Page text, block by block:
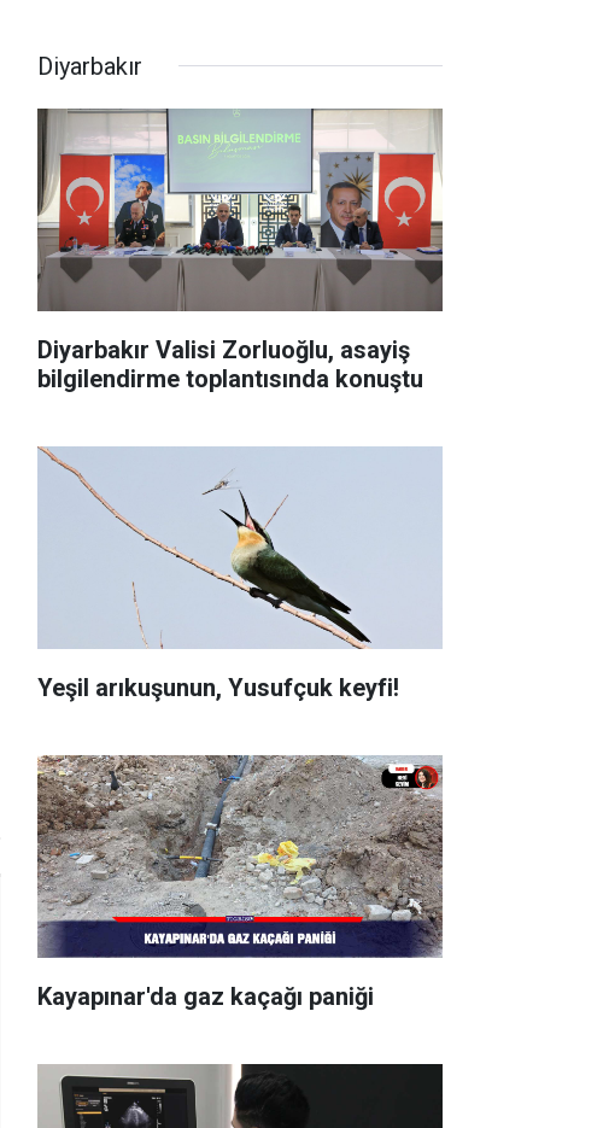
Diyarbakır
Diyarbakır Valisi Zorluoğlu, asayiş
bilgilendirme toplantısında konuştu
Yeşil arıkuşunun, Yusufçuk keyfi!
Kayapınar'da gaz kaçağı paniği